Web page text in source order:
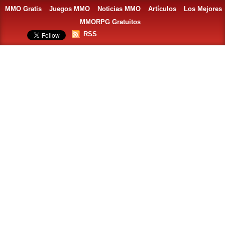
MMO Gratis Juegos MMO Noticias MMO Artículos
Los Mejores
MMORPG Gratuitos
RSS